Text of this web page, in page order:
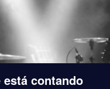
contando